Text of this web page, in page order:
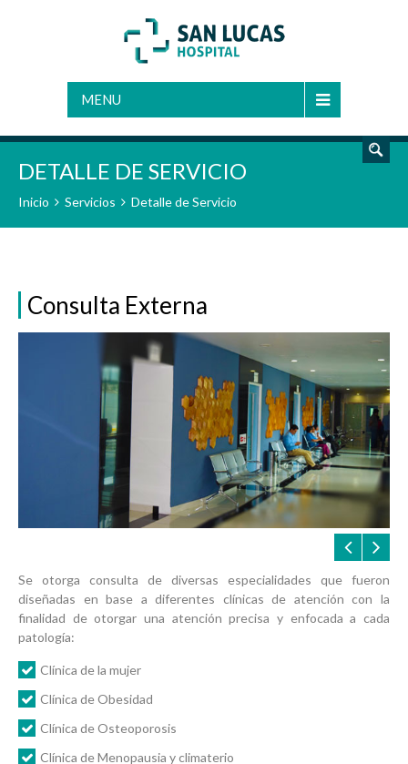
MENU
DETALLE DE SERVICIO
Inicio Servicios Detalle de Servicio
Consulta Externa
Se otorga consulta de diversas especialidades que fueron
diseñadas en base a diferentes clínicas de atención con la
finalidad de otorgar una atención precisa y enfocada a cada
patología:
Clínica de la mujer
Clínica de Obesidad
Clínica de Osteoporosis
Clínica de Menopausia y climaterio